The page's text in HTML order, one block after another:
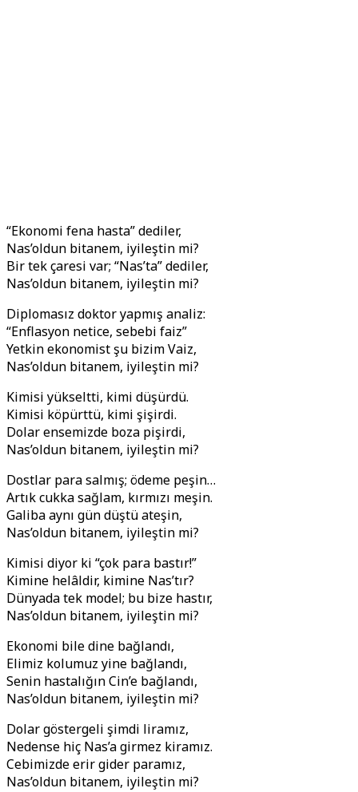
“Ekonomi fena hasta” dediler,
Nas’oldun bitanem, iyileştin mi?
Bir tek çaresi var; “Nas’ta” dediler,
Nas’oldun bitanem, iyileştin mi?
Diplomasız doktor yapmış analiz:
“Enflasyon netice, sebebi faiz”
Yetkin ekonomist şu bizim Vaiz,
Nas’oldun bitanem, iyileştin mi?
Kimisi yükseltti, kimi düşürdü.
Kimisi köpürttü, kimi şişirdi.
Dolar ensemizde boza pişirdi,
Nas’oldun bitanem, iyileştin mi?
Dostlar para salmış; ödeme peşin…
Artık cukka sağlam, kırmızı meşin.
Galiba aynı gün düştü ateşin,
Nas’oldun bitanem, iyileştin mi?
Kimisi diyor ki “çok para bastır!”
Kimine helâldir, kimine Nas’tır?
Dünyada tek model; bu bize hastır,
Nas’oldun bitanem, iyileştin mi?
Ekonomi bile dine bağlandı,
Elimiz kolumuz yine bağlandı,
Senin hastalığın Cin’e bağlandı,
Nas’oldun bitanem, iyileştin mi?
Dolar göstergeli şimdi liramız,
Nedense hiç Nas’a girmez kiramız.
Cebimizde erir gider paramız,
Nas’oldun bitanem, iyileştin mi?